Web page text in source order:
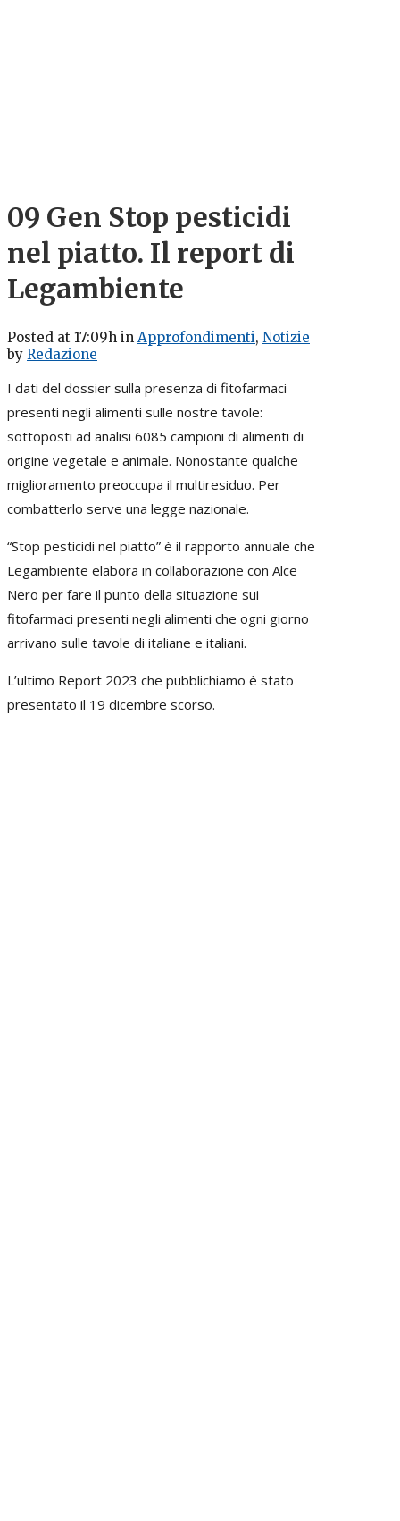
09 Gen Stop pesticidi
nel piatto. Il report di
Legambiente
Posted at 17:09h in Approfondimenti, Notizie
by Redazione
I dati del dossier sulla presenza di fitofarmaci
presenti negli alimenti sulle nostre tavole:
sottoposti ad analisi 6085 campioni di alimenti di
origine vegetale e animale. Nonostante qualche
miglioramento preoccupa il multiresiduo. Per
combatterlo serve una legge nazionale.
“Stop pesticidi nel piatto” è il rapporto annuale che
Legambiente elabora in collaborazione con Alce
Nero per fare il punto della situazione sui
fitofarmaci presenti negli alimenti che ogni giorno
arrivano sulle tavole di italiane e italiani.
L’ultimo Report 2023 che pubblichiamo è stato
presentato il 19 dicembre scorso.